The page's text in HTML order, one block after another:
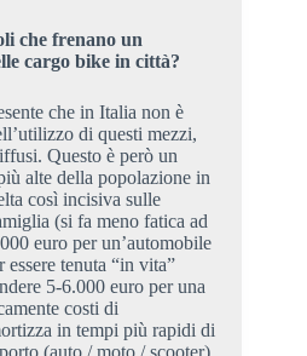
che frenano un
cargo bike in città?
che in Italia non è
di questi mezzi,
Questo è però un
alte della popolazione in
così incisiva sulle
(si fa meno fatica ad
euro per un’automobile
tenuta “in vita”
5-6.000 euro per una
costi di
in tempi più rapidi di
(auto / moto / scooter)